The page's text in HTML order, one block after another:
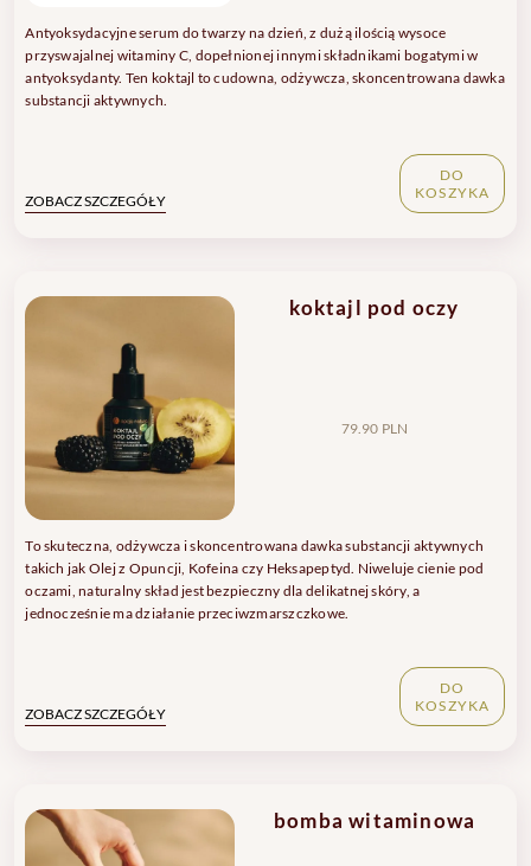
Antyoksydacyjne serum do twarzy na dzień, z dużą ilością wysoce
przyswajalnej witaminy C, dopełnionej innymi składnikami bogatymi w
antyoksydanty. Ten koktajl to cudowna, odżywcza, skoncentrowana dawka
substancji aktywnych.
ZOBACZ SZCZEGÓŁY
DO
KOSZYKA
koktajl pod oczy
79.90 PLN
To skuteczna, odżywcza i skoncentrowana dawka substancji aktywnych
takich jak Olej z Opuncji, Kofeina czy Heksapeptyd. Niweluje cienie pod
oczami, naturalny skład jest bezpieczny dla delikatnej skóry, a
jednocześnie ma działanie przeciwzmarszczkowe.
ZOBACZ SZCZEGÓŁY
DO
KOSZYKA
bomba witaminowa